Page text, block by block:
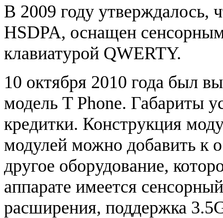
В 2009 году утверждалось,
HSDPA, оснащен
клавиатурой QWERTY.
10 октября 2010 года был
модель T Phone. Габариты
кредитки. Конструкция
модулей можно добавить к
другое оборудование,
аппарате имеется
расширения, поддержка